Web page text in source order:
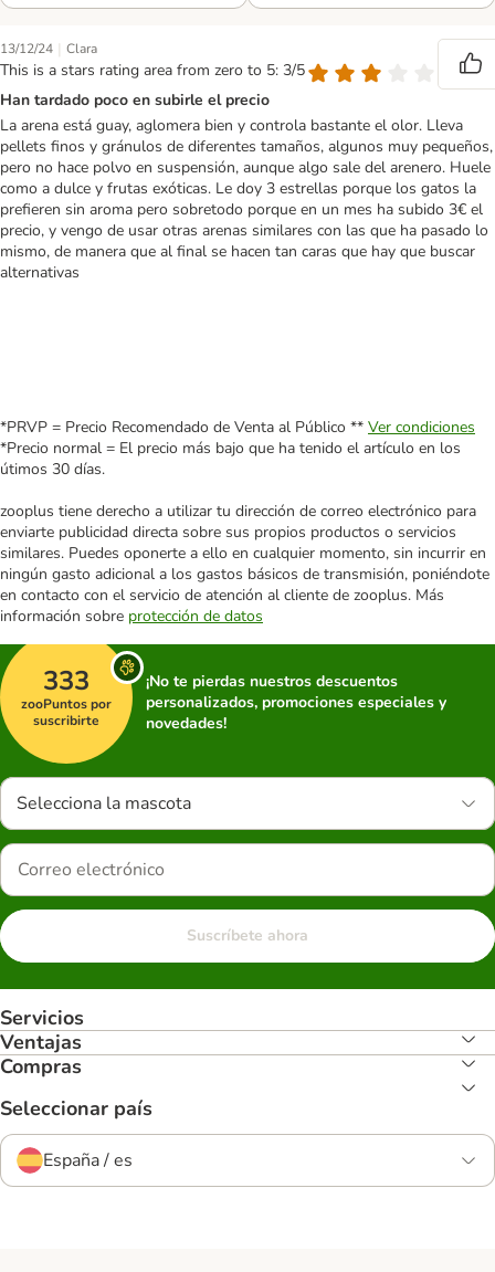
13/12/24 | Clara
This is a stars rating area from zero to 5: 3/5
Han tardado poco en subirle el precio
La arena está guay, aglomera bien y controla bastante el olor. Lleva
pellets finos y gránulos de diferentes tamaños, algunos muy pequeños,
pero no hace polvo en suspensión, aunque algo sale del arenero. Huele
como a dulce y frutas exóticas. Le doy 3 estrellas porque los gatos la
prefieren sin aroma pero sobretodo porque en un mes ha subido 3€ el
precio, y vengo de usar otras arenas similares con las que ha pasado lo
mismo, de manera que al final se hacen tan caras que hay que buscar
alternativas
*PRVP = Precio Recomendado de Venta al Público ** Ver condiciones
*Precio normal = El precio más bajo que ha tenido el artículo en los
útimos 30 días.
zooplus tiene derecho a utilizar tu dirección de correo electrónico para
enviarte publicidad directa sobre sus propios productos o servicios
similares. Puedes oponerte a ello en cualquier momento, sin incurrir en
ningún gasto adicional a los gastos básicos de transmisión, poniéndote
en contacto con el servicio de atención al cliente de zooplus. Más
información sobre protección de datos
333
zooPuntos por
suscribirte
¡No te pierdas nuestros descuentos
personalizados, promociones especiales y
novedades!
Selecciona la mascota
Suscríbete ahora
Servicios
Ventajas
Compras
Seleccionar país
España / es